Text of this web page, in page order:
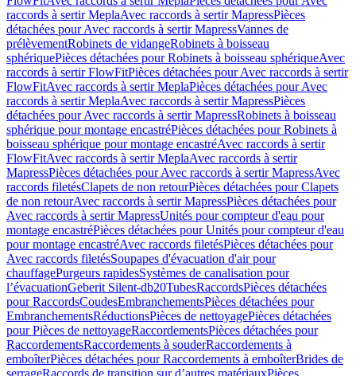
raccords à sertir MeplaAvec raccords à sertir MapressPièces
détachées pour Avec raccords à sertir MapressVannes de
prélèvementRobinets de vidangeRobinets à boisseau
sphériquePièces détachées pour Robinets à boisseau sphériqueAvec
raccords à sertir FlowFitPièces détachées pour Avec raccords à sertir
FlowFitAvec raccords à sertir MeplaPièces détachées pour Avec
raccords à sertir MeplaAvec raccords à sertir MapressPièces
détachées pour Avec raccords à sertir MapressRobinets à boisseau
sphérique pour montage encastréPièces détachées pour Robinets à
boisseau sphérique pour montage encastréAvec raccords à sertir
FlowFitAvec raccords à sertir MeplaAvec raccords à sertir
MapressPièces détachées pour Avec raccords à sertir MapressAvec
raccords filetésClapets de non retourPièces détachées pour Clapets
de non retourAvec raccords à sertir MapressPièces détachées pour
Avec raccords à sertir MapressUnités pour compteur d'eau pour
montage encastréPièces détachées pour Unités pour compteur d'eau
pour montage encastréAvec raccords filetésPièces détachées pour
Avec raccords filetésSoupapes d'évacuation d'air pour
chauffagePurgeurs rapidesSystèmes de canalisation pour
l’évacuationGeberit Silent-db20TubesRaccordsPièces détachées
pour RaccordsCoudesEmbranchementsPièces détachées pour
EmbranchementsRéductionsPièces de nettoyagePièces détachées
pour Pièces de nettoyageRaccordementsPièces détachées pour
RaccordementsRaccordements à souderRaccordements à
emboîterPièces détachées pour Raccordements à emboîterBrides de
serrageRaccords de transition sur d’autres matériauxPièces